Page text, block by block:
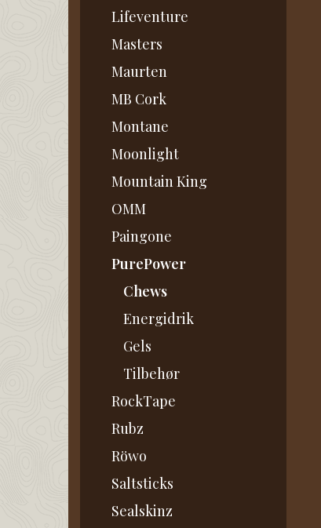
Lifeventure
Masters
Maurten
MB Cork
Montane
Moonlight
Mountain King
OMM
Paingone
PurePower
Chews
Energidrik
Gels
Tilbehør
RockTape
Rubz
Röwo
Saltsticks
Sealskinz